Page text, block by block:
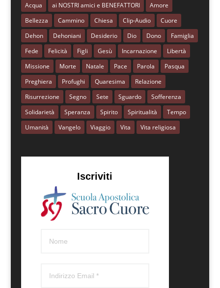
Acqua ai NOSTRI amici e BENEFATTORI
Amore
Bellezza
Cammino Chiesa Clip-Audio
Cuore
Dehon
Dehoniani Desiderio Dio Dono
Famiglia
Fede
Felicità Figli Gesù Incarnazione
Libertà
Missione
Morte Natale Pace Parola
Pasqua
Preghiera
Profughi Quaresima
Relazione
Risurrezione
Segno Sete Sguardo
Sofferenza
Solidarietà
Speranza Spirito Spiritualità
Tempo
Umanità
Vangelo Viaggio Vita Vita religiosa
Iscriviti